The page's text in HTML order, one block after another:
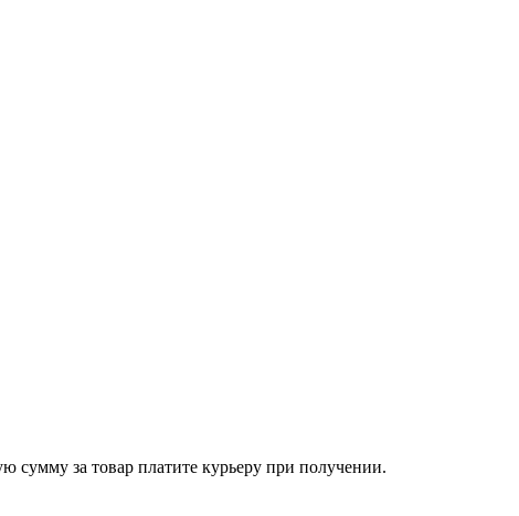
сумму за товар платите курьеру при получении.